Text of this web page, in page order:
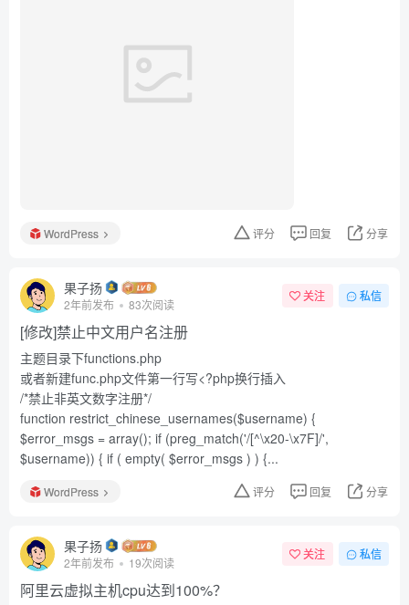
WordPress 评分 回复 分享
果子扬
2年前发布 83次阅读
关注 私信
[修改]禁止中文用户名注册
主题目录下functions.php
或者新建func.php文件第一行写<?php换行插入
/*禁止非英文数字注册*/
function restrict_chinese_usernames($username) {
$error_msgs = array(); if (preg_match('/[^\x20-\x7F]/',
$username)) { if ( empty( $error_msgs ) ) {...
WordPress 评分 回复 分享
果子扬
2年前发布 19次阅读
关注 私信
阿里云虚拟主机cpu达到100%？